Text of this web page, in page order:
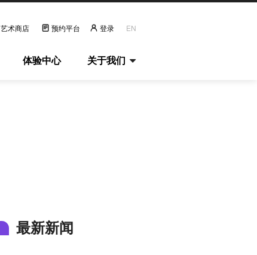
EN
艺术商店 预约平台 登录
体验中心 关于我们
最新新闻